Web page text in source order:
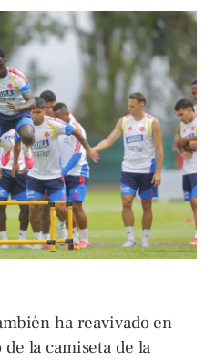
ha reavivado en
la camiseta de la